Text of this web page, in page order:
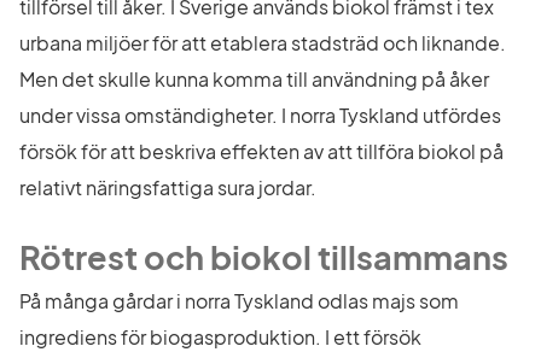
tillförsel till åker. I Sverige används biokol främst i tex
urbana miljöer för att etablera stadsträd och liknande.
Men det skulle kunna komma till användning på åker
under vissa omständigheter. I norra Tyskland utfördes
försök för att beskriva effekten av att tillföra biokol på
relativt näringsfattiga sura jordar.
Rötrest och biokol tillsammans
På många gårdar i norra Tyskland odlas majs som
ingrediens för biogasproduktion. I ett försök